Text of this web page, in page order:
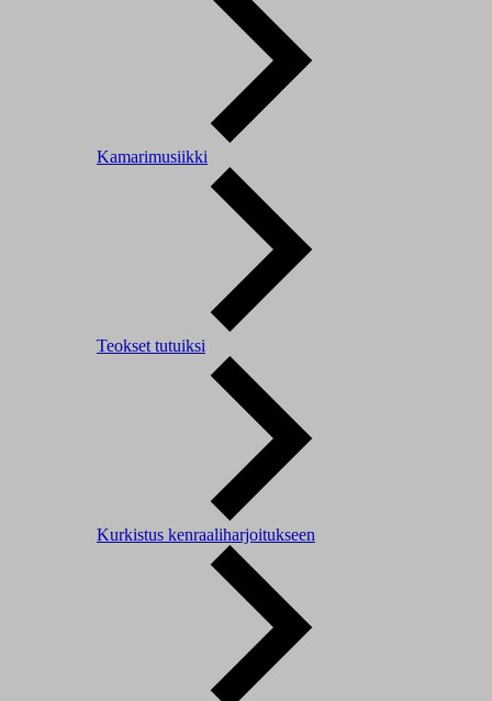
Kamarimusiikki
Teokset tutuiksi
Kurkistus kenraaliharjoitukseen